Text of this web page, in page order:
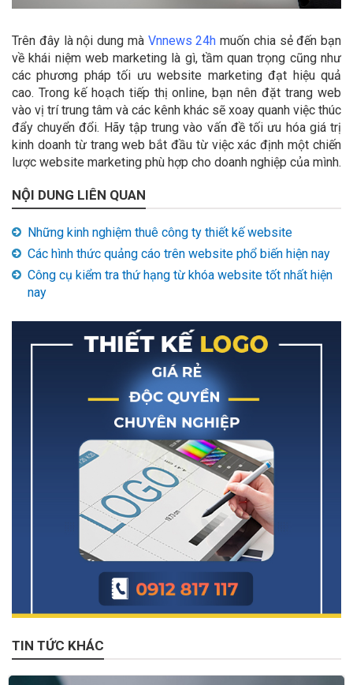
Trên đây là nội dung mà Vnnews 24h muốn chia sẻ đến bạn
về khái niệm web marketing là gì, tầm quan trọng cũng như
các phương pháp tối ưu website marketing đạt hiệu quả
cao. Trong kế hoạch tiếp thị online, bạn nên đặt trang web
vào vị trí trung tâm và các kênh khác sẽ xoay quanh việc thúc
đẩy chuyển đổi. Hãy tập trung vào vấn đề tối ưu hóa giá trị
kinh doanh từ trang web bắt đầu từ việc xác định một chiến
lược website marketing phù hợp cho doanh nghiệp của mình.
NỘI DUNG LIÊN QUAN
Những kinh nghiệm thuê công ty thiết kế website
Các hình thức quảng cáo trên website phổ biến hiện nay
Công cụ kiểm tra thứ hạng từ khóa website tốt nhất hiện
nay
TIN TỨC KHÁC